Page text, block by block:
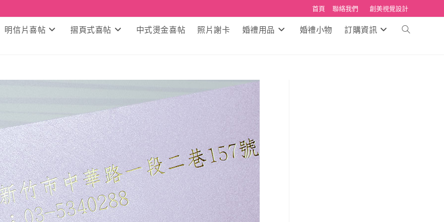
首頁 聯絡我們 創美視覺設計
明信片喜帖 摺頁式喜帖 中式燙金喜帖 照片謝卡 婚禮用品 婚禮小物 訂購資訊 Toggle